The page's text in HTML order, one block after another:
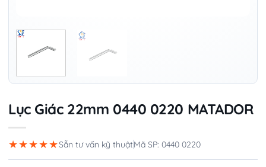
Lục Giác 22mm 0440 0220 MATADOR
★★★★★Sẵn tư vấn kỹ thuậtMã SP: 0440 0220